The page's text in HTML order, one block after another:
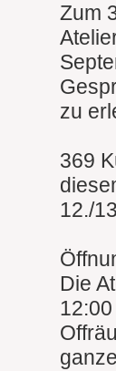
Zum
zu
369
12./
Die